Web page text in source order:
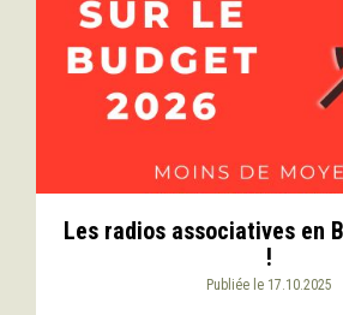
Les radios associatives en
!
Publiée le 17.10.2025